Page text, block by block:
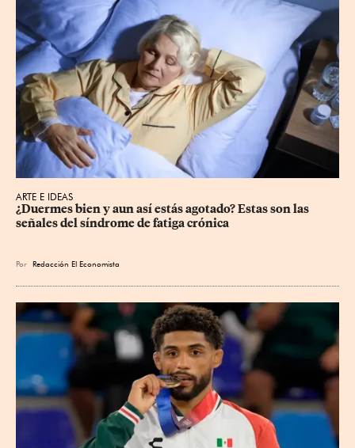
ARTE E IDEAS
¿Duermes bien y aun así estás agotado? Estas son las
señales del síndrome de fatiga crónica
Por Redacción El Economista